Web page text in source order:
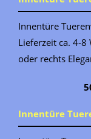
Innentüre
Lieferzeit ca. 4-8
oder rechts
Innentüre